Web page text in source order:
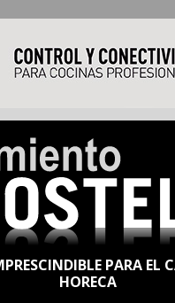
PARA EL
HORECA